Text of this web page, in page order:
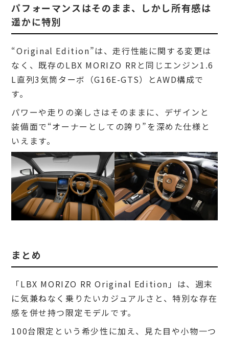
パフォーマンスはそのまま、しかし所有感は
遥かに特別
“Original Edition”は、走行性能に関する変更は
なく、既存のLBX MORIZO RRと同じエンジン1.6
L直列3気筒ターボ（G16E-GTS）とAWD構成で
す。
パワーや走りの楽しさはそのままに、デザインと
装備面で“オーナーとしての誇り”を深めた仕様と
いえます。
まとめ
「LBX MORIZO RR Original Edition」は、週末
に気兼ねなく乗りたいカジュアルさと、特別な存在
感を併せ持つ限定モデルです。
100台限定という希少性に加え、見た目や小物一つ